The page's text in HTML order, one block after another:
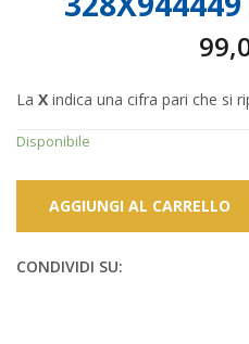
La X indica una cifra pari che si
Disponibile
AGGIUNGI AL CARRELLO
CONDIVIDI SU: